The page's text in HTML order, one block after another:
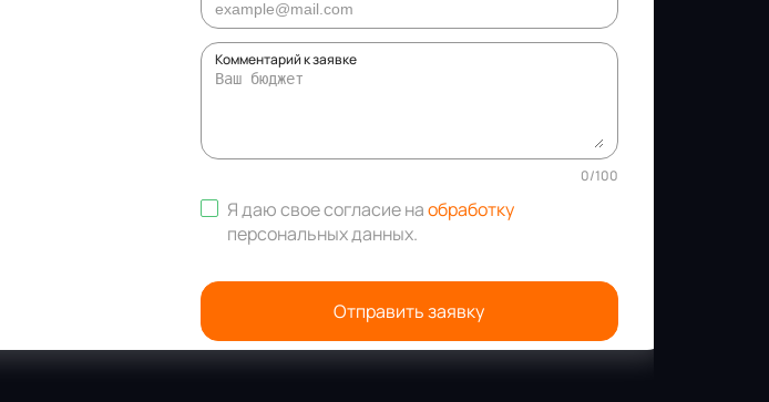
Комментарий к заявке
0/100
Я даю свое согласие наобработку
персональных данных.
Отправить заявку